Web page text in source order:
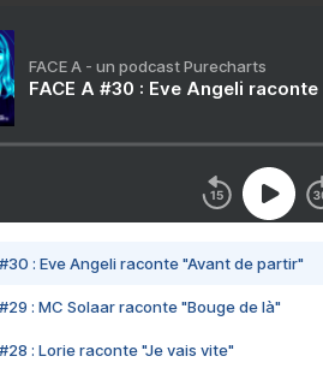
FACE A - un podcast Purecharts
FACE A #30 : Eve Angeli
#30 : Eve Angeli raconte "Avant de partir"
#29 : MC Solaar raconte "Bouge de là"
#28 : Lorie raconte "Je vais vite"